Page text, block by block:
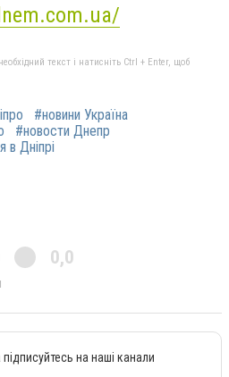
текст і натисніть Ctrl + Enter, щоб
#новини Україна
#новости Днепр
в Дніпрі
0,0
на наші канали